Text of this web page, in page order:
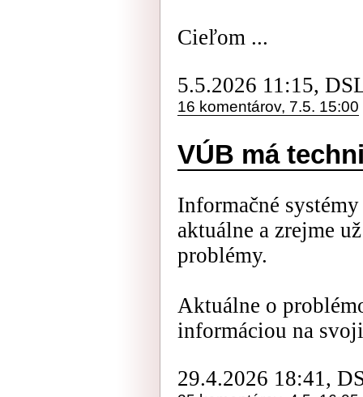
Cieľom ...
5.5.2026 11:15,
16 komentárov, 7.5. 15:00
VÚB má
Informačné
aktuálne a zrejme
problémy.
Aktuálne o
informáciou na
29.4.2026 18:41,